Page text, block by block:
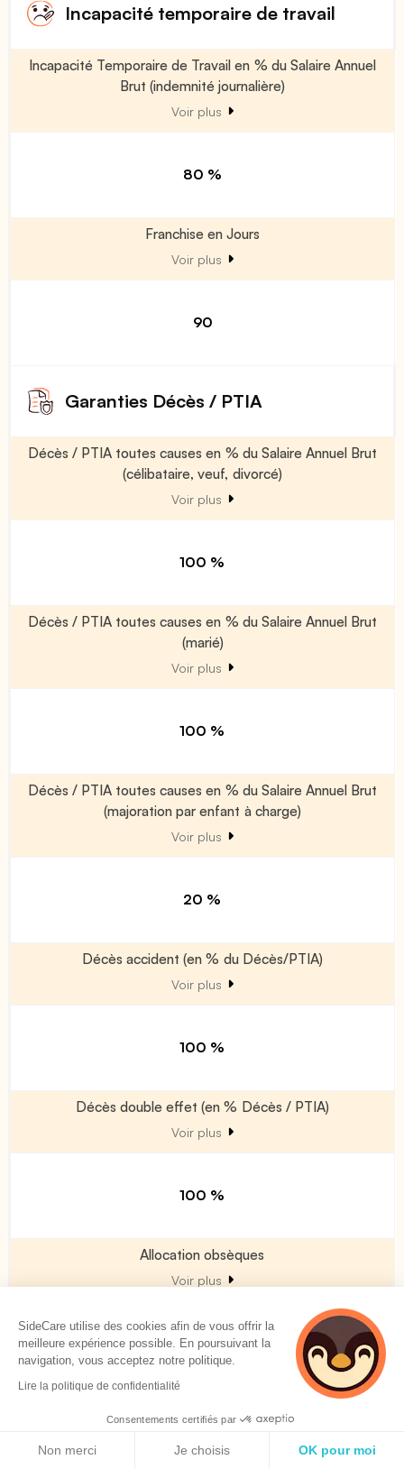
Incapacité temporaire de travail
Incapacité Temporaire de Travail en % du Salaire Annuel
Brut (indemnité journalière)
Voir plus
80 %
Franchise en Jours
Voir plus
90
Garanties Décès / PTIA
Décès / PTIA toutes causes en % du Salaire Annuel Brut
(célibataire, veuf, divorcé)
Voir plus
100 %
Décès / PTIA toutes causes en % du Salaire Annuel Brut
(marié)
Voir plus
100 %
Décès / PTIA toutes causes en % du Salaire Annuel Brut
(majoration par enfant à charge)
Voir plus
20 %
Décès accident (en % du Décès/PTIA)
Voir plus
100 %
Décès double effet (en % Décès / PTIA)
Voir plus
100 %
Allocation obsèques
Voir plus
0.0 % PMSS
0 €
Invalidité permanente
SideCare utilise des cookies afin de vous offrir la
meilleure expérience possible. En poursuivant la
navigation, vous acceptez notre politique.
Lire la politique de confidentialité
Consentements certifiés par
Non merci Je choisis OK pour moi